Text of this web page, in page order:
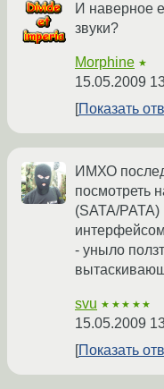
И наверное
звуки?
Morphine ★
15.05.2009
Показать
ИМХО
посмотреть
(SATA/
- уныло
svu ★★★★★
15.05.2009
Показать